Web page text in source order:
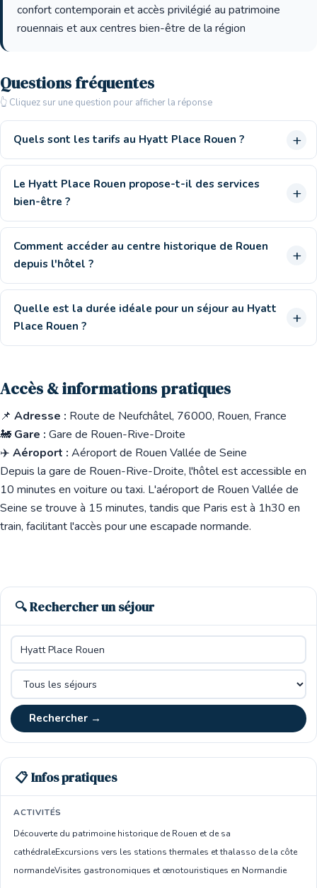
confort contemporain et accès privilégié au patrimoine
rouennais et aux centres bien-être de la région
Questions fréquentes
👆 Cliquez sur une question pour afficher la réponse
Quels sont les tarifs au Hyatt Place Rouen ?
Le Hyatt Place Rouen propose-t-il des services
bien-être ?
Comment accéder au centre historique de Rouen
depuis l'hôtel ?
Quelle est la durée idéale pour un séjour au Hyatt
Place Rouen ?
Accès & informations pratiques
📌 Adresse : Route de Neufchâtel, 76000, Rouen, France
🚂 Gare : Gare de Rouen-Rive-Droite
✈️ Aéroport : Aéroport de Rouen Vallée de Seine
Depuis la gare de Rouen-Rive-Droite, l'hôtel est accessible en
10 minutes en voiture ou taxi. L'aéroport de Rouen Vallée de
Seine se trouve à 15 minutes, tandis que Paris est à 1h30 en
train, facilitant l'accès pour une escapade normande.
🔍 Rechercher un séjour
Rechercher →
📋 Infos pratiques
ACTIVITÉS
Découverte du patrimoine historique de Rouen et de sa
cathédraleExcursions vers les stations thermales et thalasso de la côte
normandeVisites gastronomiques et œnotouristiques en Normandie